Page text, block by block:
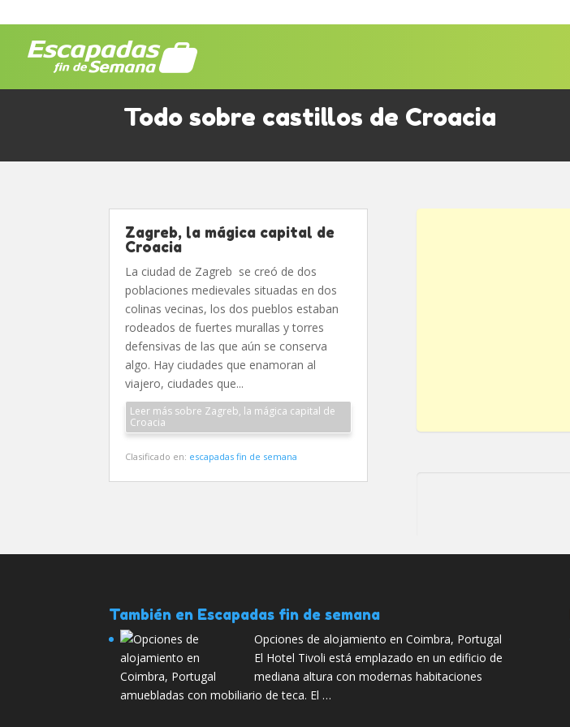
Todo sobre castillos de Croacia
Zagreb, la mágica capital de
Croacia
La ciudad de Zagreb se creó de dos
poblaciones medievales situadas en dos
colinas vecinas, los dos pueblos estaban
rodeados de fuertes murallas y torres
defensivas de las que aún se conserva
algo. Hay ciudades que enamoran al
viajero, ciudades que...
Leer más sobre Zagreb, la mágica capital de
Croacia
Clasificado en: escapadas fin de semana
También en Escapadas fin de semana
Opciones de alojamiento en Coimbra, Portugal
El Hotel Tivoli está emplazado en un edificio de
mediana altura con modernas habitaciones
amuebladas con mobiliario de teca. El …